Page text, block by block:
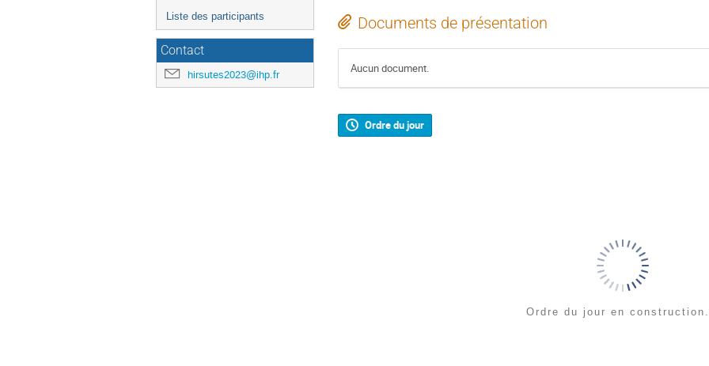
Liste des participants
Contact
hirsutes2023@ihp.fr
Documents de présentation
Aucun document.
Ordre du jour
Ordre du jour en